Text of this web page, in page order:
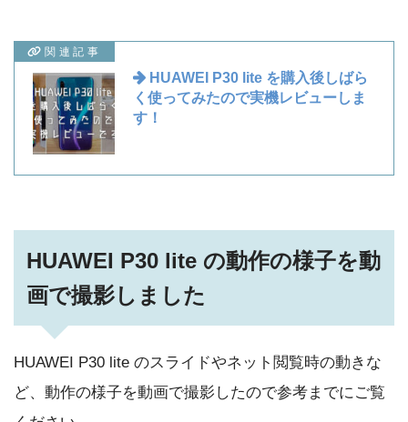
関連記事
HUAWEI P30 lite を購入後しばら
く使ってみたので実機レビューしま
す！
HUAWEI P30 lite の動作の様子を動
画で撮影しました
HUAWEI P30 lite のスライドやネット閲覧時の動きな
ど、動作の様子を動画で撮影したので参考までにご覧